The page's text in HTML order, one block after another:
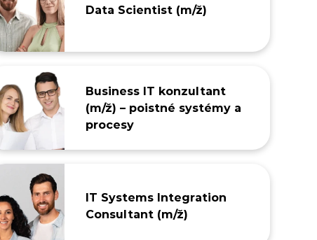
Data Scientist (m/ž)
Business IT konzultant
(m/ž) – poistné systémy a
procesy
IT Systems Integration
Consultant (m/ž)